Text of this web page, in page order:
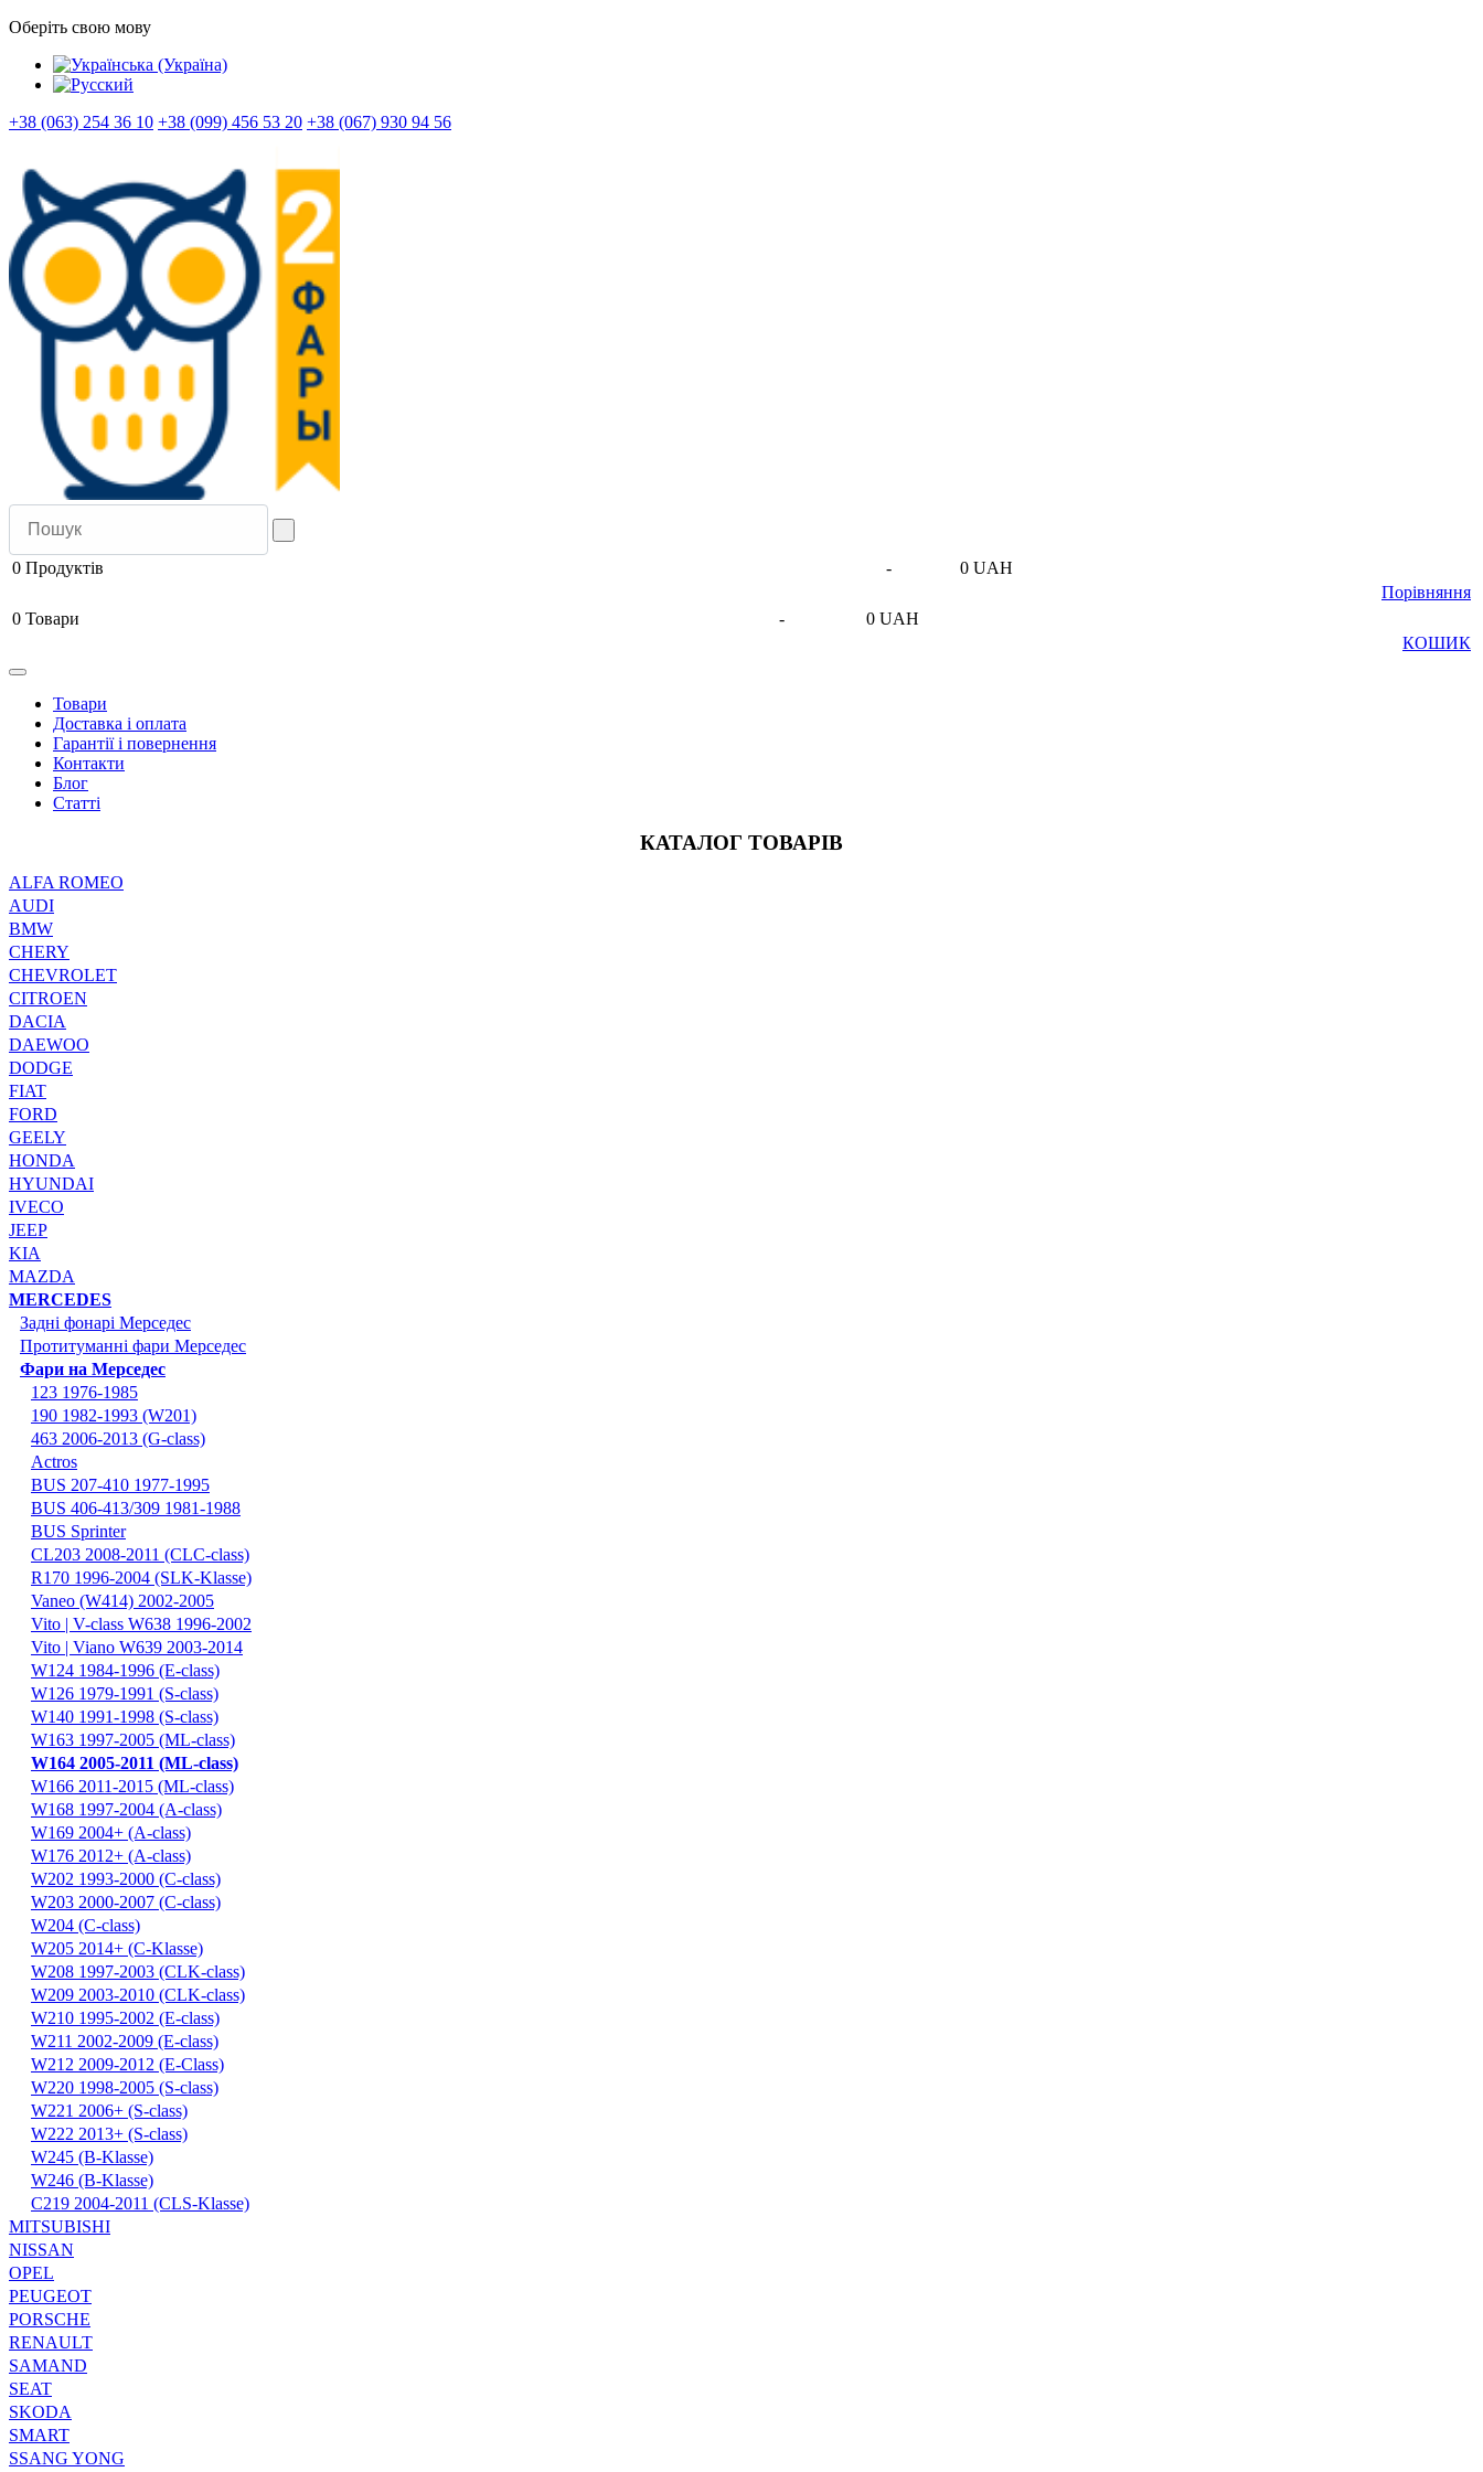
Оберіть свою мову
+38 (063) 254 36 10 +38 (099) 456 53 20 +38 (067) 930 94 56
0 Продуктів -
0 UAH
Порівняння
0 Товари -
0 UAH
КОШИК
Товари
Доставка і оплата
Гарантії і повернення
Контакти
Блог
Статті
КАТАЛОГ ТОВАРІВ
ALFA ROMEO
AUDI
BMW
CHERY
CHEVROLET
CITROEN
DACIA
DAEWOO
DODGE
FIAT
FORD
GEELY
HONDA
HYUNDAI
IVECO
JEEP
KIA
MAZDA
MERCEDES
Задні фонарі Мерседес
Протитуманні фари Мерседес
Фари на Мерседес
123 1976-1985
190 1982-1993 (W201)
463 2006-2013 (G-class)
Actros
BUS 207-410 1977-1995
BUS 406-413/309 1981-1988
BUS Sprinter
CL203 2008-2011 (CLC-class)
R170 1996-2004 (SLK-Klasse)
Vaneo (W414) 2002-2005
Vito | V-class W638 1996-2002
Vito | Viano W639 2003-2014
W124 1984-1996 (E-class)
W126 1979-1991 (S-class)
W140 1991-1998 (S-class)
W163 1997-2005 (ML-class)
W164 2005-2011 (ML-class)
W166 2011-2015 (ML-class)
W168 1997-2004 (A-class)
W169 2004+ (A-class)
W176 2012+ (A-class)
W202 1993-2000 (C-class)
W203 2000-2007 (C-class)
W204 (C-class)
W205 2014+ (C-Klasse)
W208 1997-2003 (CLK-class)
W209 2003-2010 (CLK-class)
W210 1995-2002 (E-class)
W211 2002-2009 (E-class)
W212 2009-2012 (E-Class)
W220 1998-2005 (S-class)
W221 2006+ (S-class)
W222 2013+ (S-class)
W245 (B-Klasse)
W246 (B-Klasse)
С219 2004-2011 (CLS-Klasse)
MITSUBISHI
NISSAN
OPEL
PEUGEOT
PORSCHE
RENAULT
SAMAND
SEAT
SKODA
SMART
SSANG YONG